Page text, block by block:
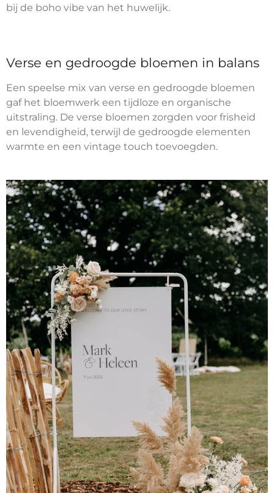
bij de boho vibe van het huwelijk.
Verse en gedroogde bloemen in balans
Een speelse mix van verse en gedroogde bloemen
gaf het bloemwerk een tijdloze en organische
uitstraling. De verse bloemen zorgden voor frisheid
en levendigheid, terwijl de gedroogde elementen
warmte en een vintage touch toevoegden.